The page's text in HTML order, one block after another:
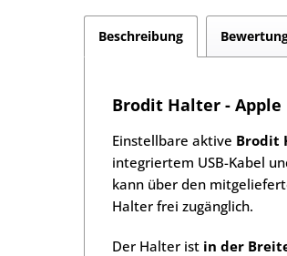
Beschreibung
Brodit Halter - Apple
Einstellbare aktive Brodit
integriertem USB-Kabel
kann über den
Halter frei zugänglich.
Der Halter ist in der